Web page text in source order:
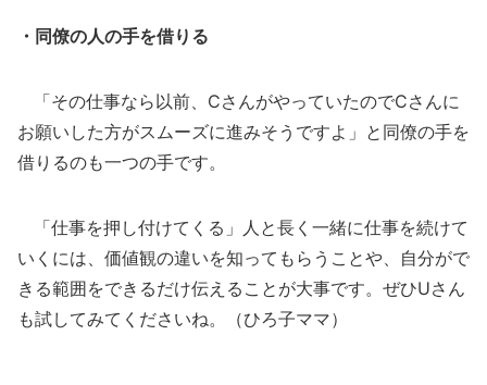
・同僚の人の手を借りる
「その仕事なら以前、CさんがやっていたのでCさんに
お願いした方がスムーズに進みそうですよ」と同僚の手を
借りるのも一つの手です。
「仕事を押し付けてくる」人と長く一緒に仕事を続けて
いくには、価値観の違いを知ってもらうことや、自分がで
きる範囲をできるだけ伝えることが大事です。ぜひUさん
も試してみてくださいね。（ひろ子ママ）